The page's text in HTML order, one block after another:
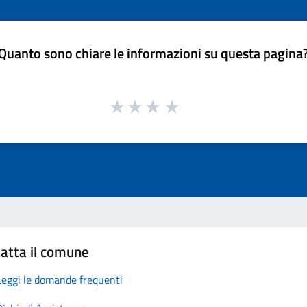
sono chiare le informazioni su questa
il comune
le domande frequenti